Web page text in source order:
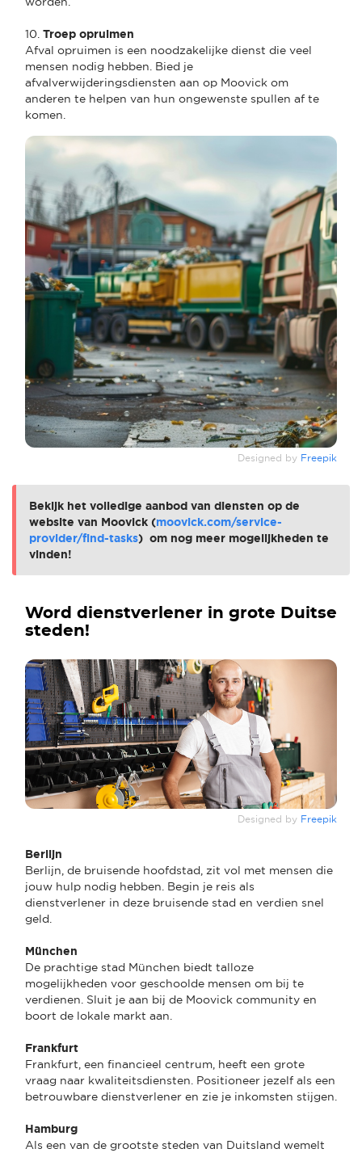
10. Troep opruimen
Afval opruimen is een noodzakelijke dienst die veel
mensen nodig hebben. Bied je
afvalverwijderingsdiensten aan op Moovick om
anderen te helpen van hun ongewenste spullen af te
komen.
Designed by Freepik
Bekijk het volledige aanbod van diensten op de
website van Moovick (moovick.com/service-
provider/find-tasks) om nog meer mogelijkheden te
vinden!
Word dienstverlener in grote Duitse
steden!
Designed by Freepik
Berlijn
Berlijn, de bruisende hoofdstad, zit vol met mensen die
jouw hulp nodig hebben. Begin je reis als
dienstverlener in deze bruisende stad en verdien snel
geld.
München
De prachtige stad München biedt talloze
mogelijkheden voor geschoolde mensen om bij te
verdienen. Sluit je aan bij de Moovick community en
boort de lokale markt aan.
Frankfurt
Frankfurt, een financieel centrum, heeft een grote
vraag naar kwaliteitsdiensten. Positioneer jezelf als een
betrouwbare dienstverlener en zie je inkomsten stijgen.
Hamburg
Als een van de grootste steden van Duitsland wemelt